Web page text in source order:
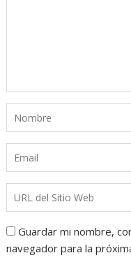
Guardar mi nombre,
navegador para la